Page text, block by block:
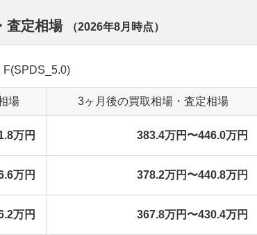
査定相場 （2026年8月 時点）
F(SPDS_5.0)
場 3ヶ月後の買取相場・査定相場
万円 383.4万円〜446.0万円
万円 378.2万円〜440.8万円
万円 367.8万円〜430.4万円